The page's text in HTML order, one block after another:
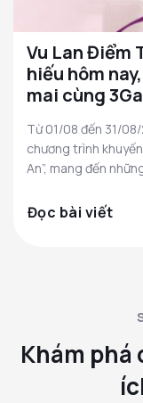
Vu Lan Điểm
hiếu hôm
mai cùng
Từ 01/08 đến 31/
chương trình
An”, mang đến
Đọc bài viết
Khám phá